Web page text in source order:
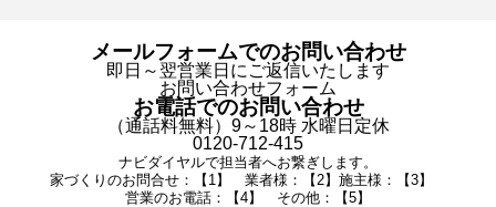
メールフォームでのお問い合わせ
即日～翌営業日にご返信いたします
お問い合わせフォーム
お電話でのお問い合わせ
（通話料無料）9～18時 水曜日定休
0120-712-415
ナビダイヤルで担当者へお繋ぎします。
家づくりのお問合せ：【1】 業者様：【2】施主様：【3】
営業のお電話：【4】 その他：【5】